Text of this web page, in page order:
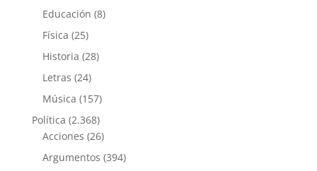
Educación (8)
Física (25)
Historia (28)
Letras (24)
Música (157)
Política (2.368)
Acciones (26)
Argumentos (394)